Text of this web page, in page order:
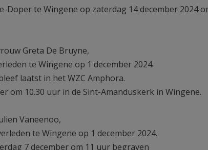
te Wingene op zaterdag 14 december 2024
Greta De Bruyne,
te Wingene op 1 december 2024.
laatst in het WZC Amphora.
om 10.30 uur in de Sint-Amanduskerk in Wingene.
Vaneenoo,
te Wingene op 1 december 2024.
7 december om 11 uur begraven